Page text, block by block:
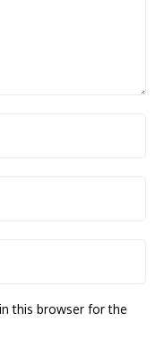
this browser for the